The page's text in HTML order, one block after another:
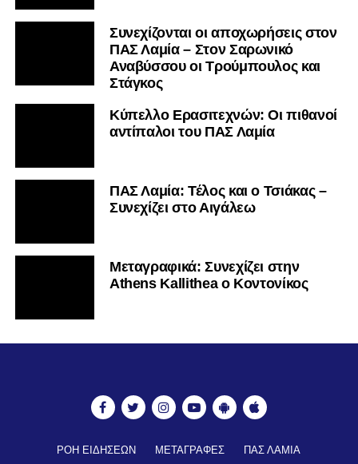
Συνεχίζονται οι αποχωρήσεις στον
ΠΑΣ Λαμία – Στον Σαρωνικό
Αναβύσσου οι Τρούμπουλος και
Στάγκος
Κύπελλο Ερασιτεχνών: Οι πιθανοί
αντίπαλοι του ΠΑΣ Λαμία
ΠΑΣ Λαμία: Τέλος και ο Τσιάκας –
Συνεχίζει στο Αιγάλεω
Mεταγραφικά: Συνεχίζει στην
Athens Kallithea ο Κοντονίκος
ΡΟΗ ΕΙΔΗΣΕΩΝ ΜΕΤΑΓΡΑΦΕΣ
ΠΑΣ ΛΑΜΙΑ